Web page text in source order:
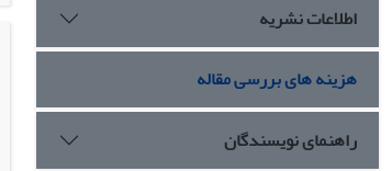
اطلاعات نشریه
هزینه های بررسی مقاله
راهنمای نویسندگان